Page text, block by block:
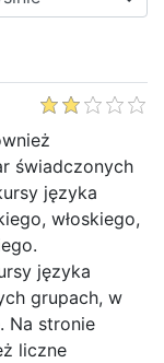
świadczonych
języka
włoskiego,
języka
grupach, w
Na stronie
liczne